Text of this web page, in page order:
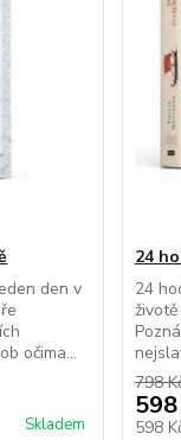
den v
očima...
Skladem
24
24
798
598